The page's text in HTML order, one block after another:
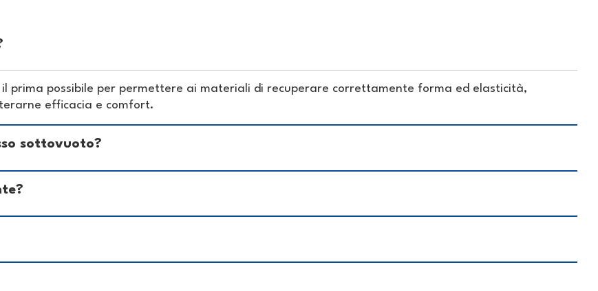
prima possibile per permettere ai materiali di recuperare correttamente forma ed elasticità,
efficacia e comfort.
sottovuoto?